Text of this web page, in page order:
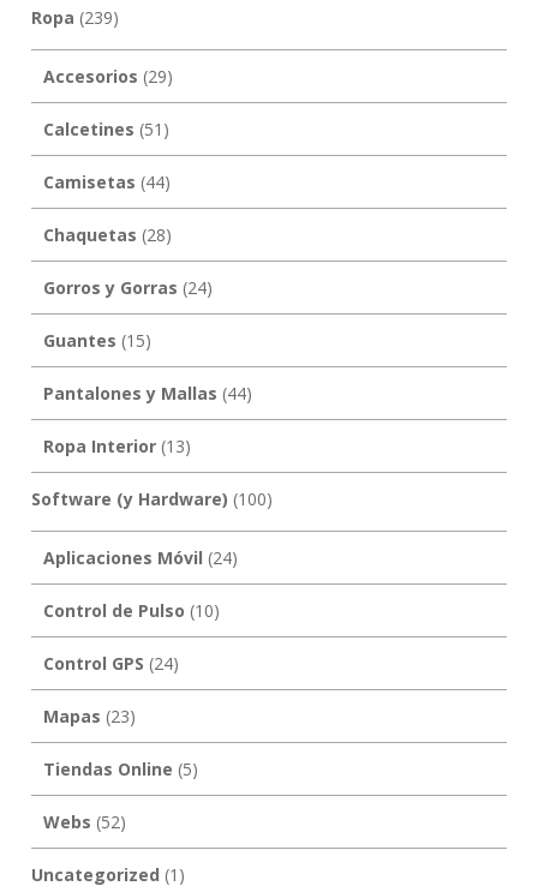
Ropa (239)
Accesorios (29)
Calcetines (51)
Camisetas (44)
Chaquetas (28)
Gorros y Gorras (24)
Guantes (15)
Pantalones y Mallas (44)
Ropa Interior(13)
Software (y Hardware) (100)
Aplicaciones Móvil (24)
Control de Pulso (10)
Control GPS (24)
Mapas (23)
Tiendas Online (5)
Webs (52)
Uncategorized (1)